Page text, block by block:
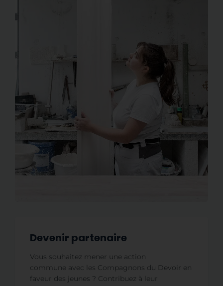
Devenir partenaire
Vous souhaitez mener une action
commune avec les Compagnons du Devoir en
faveur des jeunes ? Contribuez à leur